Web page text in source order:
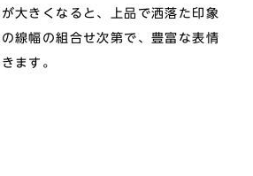
大きくなると、上品で洒落た印象
線幅の組合せ次第で、豊富な表情
ます。